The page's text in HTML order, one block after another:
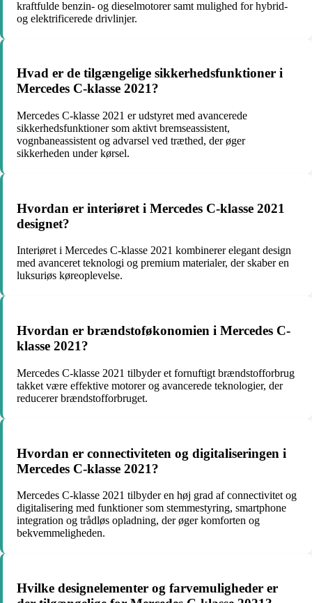
kraftfulde benzin- og dieselmotorer samt mulighed for hybrid-
og elektrificerede drivlinjer.
Hvad er de tilgængelige sikkerhedsfunktioner i
Mercedes C-klasse 2021?
Mercedes C-klasse 2021 er udstyret med avancerede
sikkerhedsfunktioner som aktivt bremseassistent,
vognbaneassistent og advarsel ved træthed, der øger
sikkerheden under kørsel.
Hvordan er interiøret i Mercedes C-klasse 2021
designet?
Interiøret i Mercedes C-klasse 2021 kombinerer elegant design
med avanceret teknologi og premium materialer, der skaber en
luksuriøs køreoplevelse.
Hvordan er brændstoføkonomien i Mercedes C-
klasse 2021?
Mercedes C-klasse 2021 tilbyder et fornuftigt brændstofforbrug
takket være effektive motorer og avancerede teknologier, der
reducerer brændstofforbruget.
Hvordan er connectiviteten og digitaliseringen i
Mercedes C-klasse 2021?
Mercedes C-klasse 2021 tilbyder en høj grad af connectivitet og
digitalisering med funktioner som stemmestyring, smartphone
integration og trådløs opladning, der øger komforten og
bekvemmeligheden.
Hvilke designelementer og farvemuligheder er